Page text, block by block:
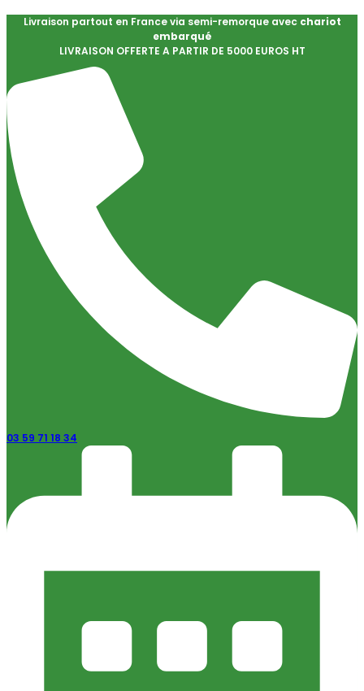
Livraison partout en France via semi-remorque avec chariot
embarqué
LIVRAISON OFFERTE A PARTIR DE 5000 EUROS HT
03 59 71 18 34